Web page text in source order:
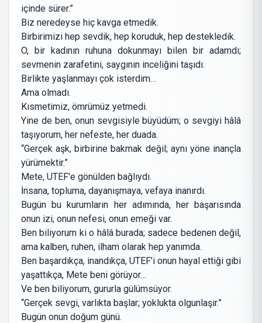
içinde sürer.”
Biz neredeyse hiç kavga etmedik.
Birbirimizi hep sevdik, hep koruduk, hep destekledik.
O, bir kadının ruhuna dokunmayı bilen bir adamdı;
sevmenin zarafetini, saygının inceliğini taşıdı.
Birlikte yaşlanmayı çok isterdim…
Ama olmadı.
Kısmetimiz, ömrümüz yetmedi.
Yine de ben, onun sevgisiyle büyüdüm; o sevgiyi hâlâ
taşıyorum, her nefeste, her duada.
“Gerçek aşk, birbirine bakmak değil; aynı yöne inançla
yürümektir.”
Mete, UTEF'e gönülden bağlıydı.
İnsana, topluma, dayanışmaya, vefaya inanırdı.
Bugün bu kurumların her adımında, her başarısında
onun izi, onun nefesi, onun emeği var.
Ben biliyorum ki o hâlâ burada; sadece bedenen değil,
ama kalben, ruhen, ilham olarak hep yanımda.
Ben başardıkça, inandıkça, UTEF’i onun hayal ettiği gibi
yaşattıkça, Mete beni görüyor…
Ve ben biliyorum, gururla gülümsüyor.
“Gerçek sevgi, varlıkta başlar; yoklukta olgunlaşır.”
Bugün onun doğum günü.